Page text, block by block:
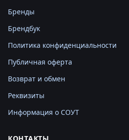
Бренды
Брендбук
Политика конфиденциальности
Публичная оферта
Возврат и обмен
Реквизиты
Информация о СОУТ